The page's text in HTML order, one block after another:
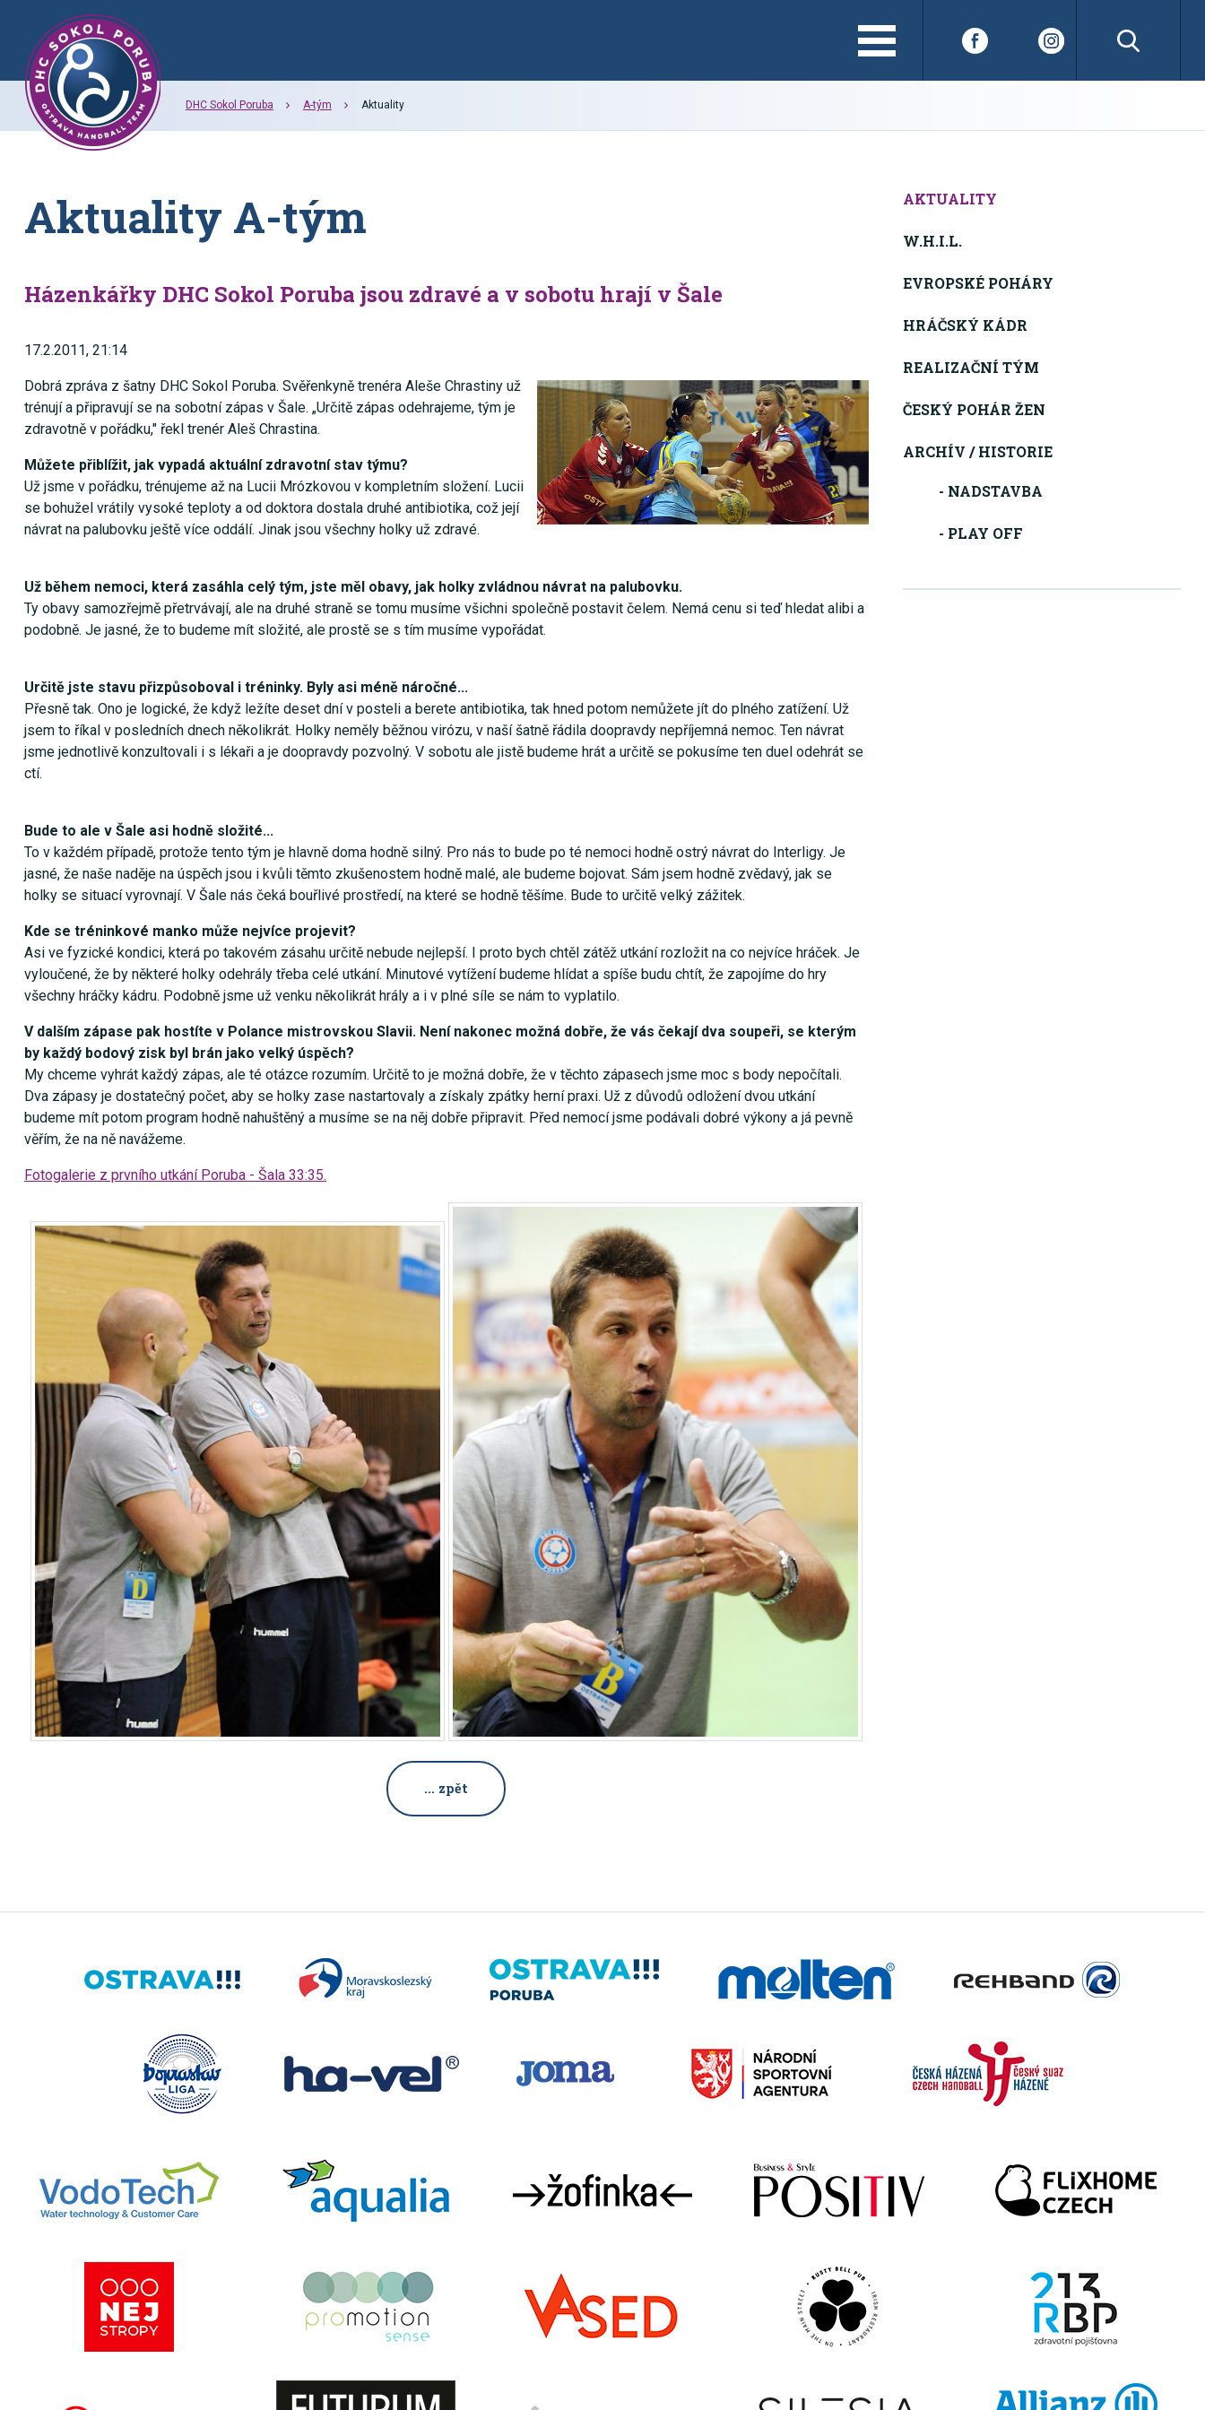
DHC Sokol Poruba A-tým Aktuality
Aktuality A-tým
Házenkářky DHC Sokol Poruba jsou zdravé a v sobotu hrají v Šale
17.2.2011, 21:14
Dobrá zpráva z šatny DHC Sokol Poruba. Svěřenkyně trenéra Aleše Chrastiny už
trénují a připravují se na sobotní zápas v Šale. „Určitě zápas odehrajeme, tým je
zdravotně v pořádku," řekl trenér Aleš Chrastina.
Můžete přiblížit, jak vypadá aktuální zdravotní stav týmu?
Už jsme v pořádku, trénujeme až na Lucii Mrózkovou v kompletním složení. Lucii
se bohužel vrátily vysoké teploty a od doktora dostala druhé antibiotika, což její
návrat na palubovku ještě více oddálí. Jinak jsou všechny holky už zdravé.
Už během nemoci, která zasáhla celý tým, jste měl obavy, jak holky zvládnou návrat na palubovku.
Ty obavy samozřejmě přetrvávají, ale na druhé straně se tomu musíme všichni společně postavit čelem. Nemá cenu si teď hledat alibi a
podobně. Je jasné, že to budeme mít složité, ale prostě se s tím musíme vypořádat.
Určitě jste stavu přizpůsoboval i tréninky. Byly asi méně náročné...
Přesně tak. Ono je logické, že když ležíte deset dní v posteli a berete antibiotika, tak hned potom nemůžete jít do plného zatížení. Už
jsem to říkal v posledních dnech několikrát. Holky neměly běžnou virózu, v naší šatně řádila doopravdy nepříjemná nemoc. Ten návrat
jsme jednotlivě konzultovali i s lékaři a je doopravdy pozvolný. V sobotu ale jistě budeme hrát a určitě se pokusíme ten duel odehrát se
ctí.
Bude to ale v Šale asi hodně složité...
To v každém případě, protože tento tým je hlavně doma hodně silný. Pro nás to bude po té nemoci hodně ostrý návrat do Interligy. Je
jasné, že naše naděje na úspěch jsou i kvůli těmto zkušenostem hodně malé, ale budeme bojovat. Sám jsem hodně zvědavý, jak se
holky se situací vyrovnají. V Šale nás čeká bouřlivé prostředí, na které se hodně těšíme. Bude to určitě velký zážitek.
Kde se tréninkové manko může nejvíce projevit?
Asi ve fyzické kondici, která po takovém zásahu určitě nebude nejlepší. I proto bych chtěl zátěž utkání rozložit na co nejvíce hráček. Je
vyloučené, že by některé holky odehrály třeba celé utkání. Minutové vytížení budeme hlídat a spíše budu chtít, že zapojíme do hry
všechny hráčky kádru. Podobně jsme už venku několikrát hrály a i v plné síle se nám to vyplatilo.
V dalším zápase pak hostíte v Polance mistrovskou Slavii. Není nakonec možná dobře, že vás čekají dva soupeři, se kterým
by každý bodový zisk byl brán jako velký úspěch?
My chceme vyhrát každý zápas, ale té otázce rozumím. Určitě to je možná dobře, že v těchto zápasech jsme moc s body nepočítali.
Dva zápasy je dostatečný počet, aby se holky zase nastartovaly a získaly zpátky herní praxi. Už z důvodů odložení dvou utkání
budeme mít potom program hodně nahuštěný a musíme se na něj dobře připravit. Před nemocí jsme podávali dobré výkony a já pevně
věřím, že na ně navážeme.
Fotogalerie z prvního utkání Poruba - Šala 33:35.
... zpět
AKTUALITY
W.H.I.L.
EVROPSKÉ POHÁRY
HRÁČSKÝ KÁDR
REALIZAČNÍ TÝM
ČESKÝ POHÁR ŽEN
ARCHÍV / HISTORIE
- NADSTAVBA
- PLAY OFF